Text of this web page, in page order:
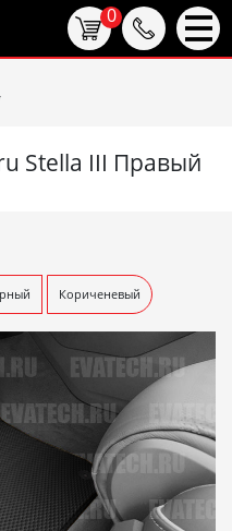
Stella III Правый
Кориченевый
0